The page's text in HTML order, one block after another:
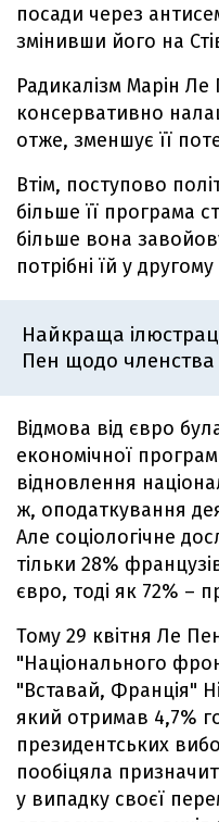
посади через
змінивши його на
Радикалізм Марін Ле
консервативно
отже, зменшує її
Втім, поступово
більше її програма
більше вона
потрібні їй у другому
Найкраща
Пен щодо членства
Відмова від євро
економічної
відновлення
ж, оподаткування
Але соціологічне
тільки 28%
євро, тоді як 72% –
Тому 29 квітня Ле
"Національного
"Вставай, Франція"
який отримав 4,7%
президентських
пообіцяла
у випадку своєї